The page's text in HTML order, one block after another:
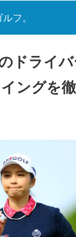
フ。
ドライ
ングを徹